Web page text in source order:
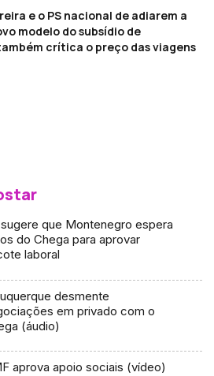
e o PS nacional de adiarem a
modelo do subsídio de
crítica o preço das viagens
sugere que Montenegro espera
do Chega para aprovar
laboral
desmente
em privado com o
(áudio)
aprova apoio sociais (vídeo)